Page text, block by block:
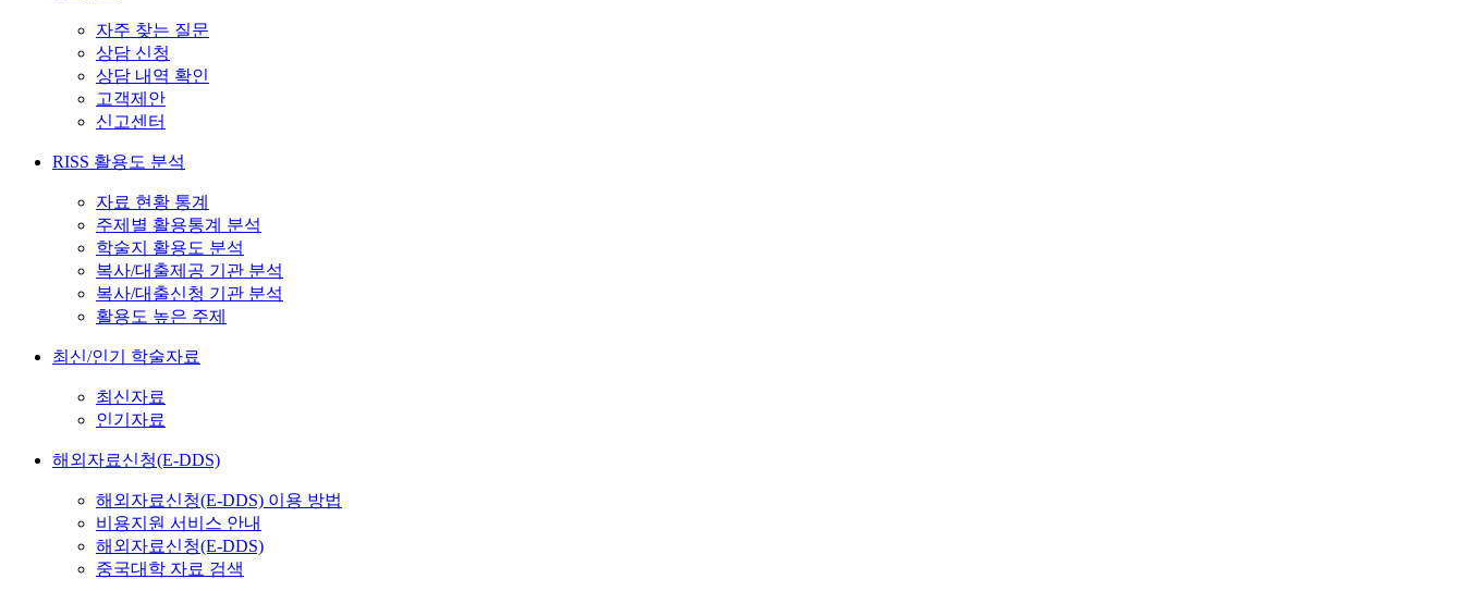
자주 찾는 질문
상담 신청
상담 내역 확인
고객제안
신고센터
RISS 활용도 분석
자료 현황 통계
주제별 활용통계 분석
학술지 활용도 분석
복사/대출제공 기관 분석
복사/대출신청 기관 분석
활용도 높은 주제
최신/인기 학술자료
최신자료
인기자료
해외자료신청(E-DDS)
해외자료신청(E-DDS) 이용 방법
비용지원 서비스 안내
해외자료신청(E-DDS)
중국대학 자료 검색